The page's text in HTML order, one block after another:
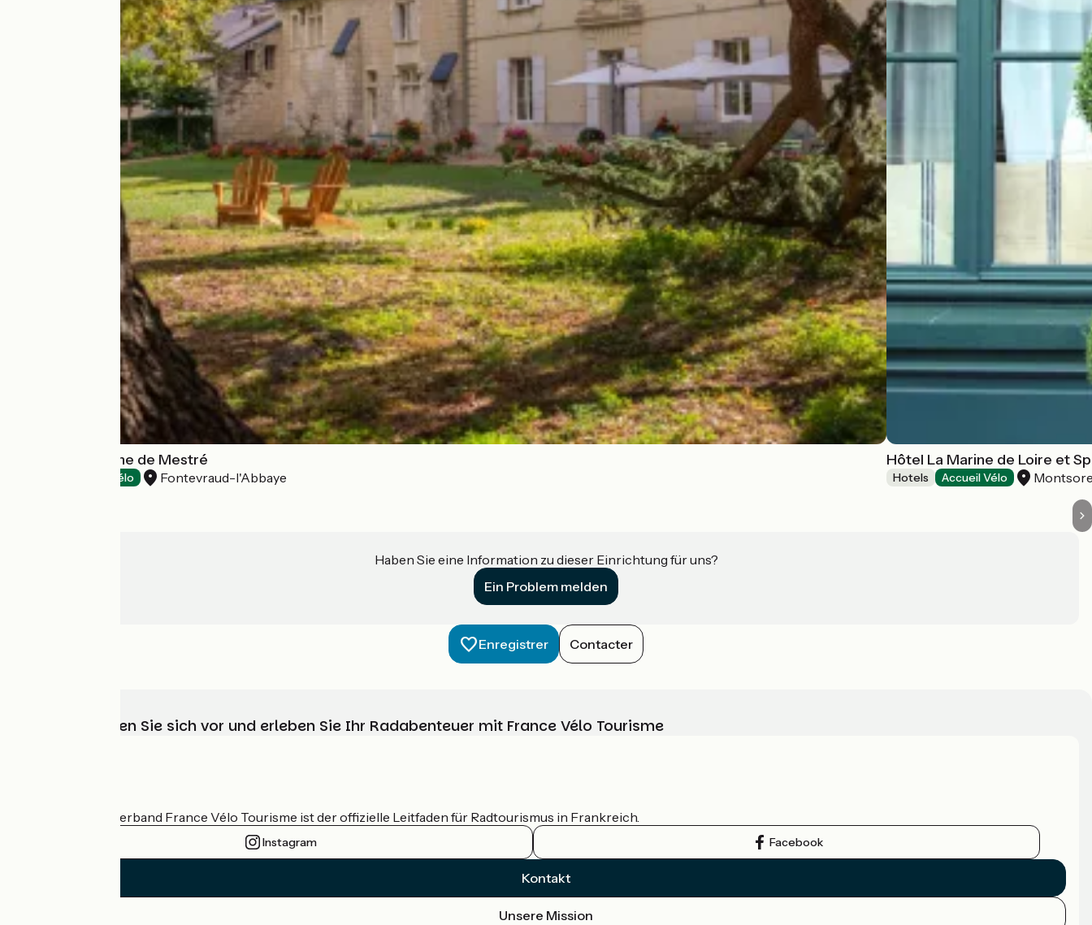
Hôtel Le Domaine de Mestré
Accueil Vélo Fontevraud-l'Abbaye
Hôtel La Marine de Loire et
Hotels Accueil Vélo
Haben Sie eine Information zu dieser Einrichtung für uns?
Ein Problem melden
Enregistrer Contacter
Wählen, bereiten Sie sich vor und erleben Sie Ihr Radabenteuer mit France Vélo Tourisme
Der nationale Verband France Vélo Tourisme ist der offizielle Leitfaden für Radtourismus in Frankreich.
Instagram Facebook
Kontakt
Unsere Mission